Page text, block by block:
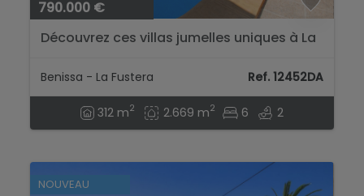
790.000 €
Découvrez ces villas jumelles uniques à La
Benissa - La Fustera Ref. 12452DA
312 m2 2.669 m2 6 2
NOUVEAU